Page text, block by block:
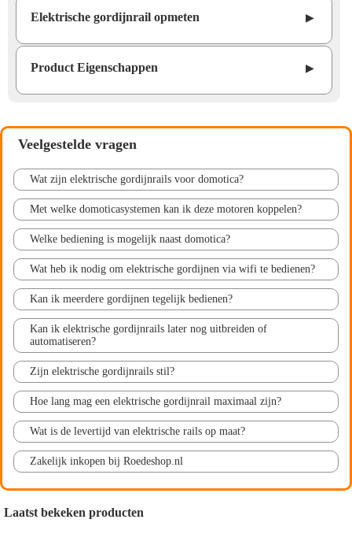
Elektrische gordijnrail opmeten ▶
Product Eigenschappen ▶
Veelgestelde vragen
Wat zijn elektrische gordijnrails voor domotica?
Met welke domoticasystemen kan ik deze motoren koppelen?
Welke bediening is mogelijk naast domotica?
Wat heb ik nodig om elektrische gordijnen via wifi te bedienen?
Kan ik meerdere gordijnen tegelijk bedienen?
Kan ik elektrische gordijnrails later nog uitbreiden of
automatiseren?
Zijn elektrische gordijnrails stil?
Hoe lang mag een elektrische gordijnrail maximaal zijn?
Wat is de levertijd van elektrische rails op maat?
Zakelijk inkopen bij Roedeshop.nl
Laatst bekeken producten